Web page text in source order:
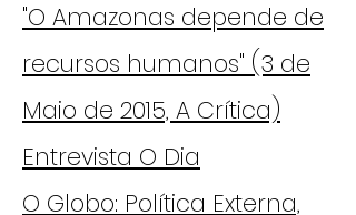
"O Amazonas depende de
recursos humanos" (3 de
Maio de 2015, A Crítica)
Entrevista O Dia
O Globo: Política Externa,